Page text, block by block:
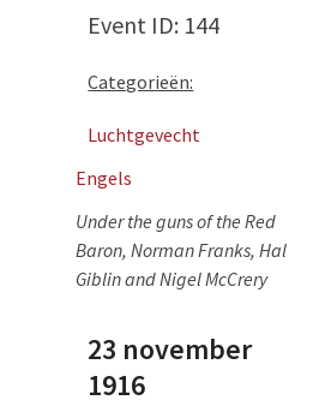
Event ID: 144
Categorieën:
Luchtgevecht
Engels
Under the guns of the Red
Baron, Norman Franks, Hal
Giblin and Nigel McCrery
23 november
1916